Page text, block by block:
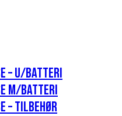
– u/batteri
m/batteri
– tilbehør